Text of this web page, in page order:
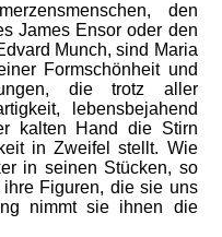
den
James Ensor oder den
Munch, sind Maria
Formschönheit und
die trotz aller
lebensbejahend
kalten Hand die Stirn
in Zweifel stellt. Wie
in seinen Stücken, so
Figuren, die sie uns
nimmt sie ihnen die